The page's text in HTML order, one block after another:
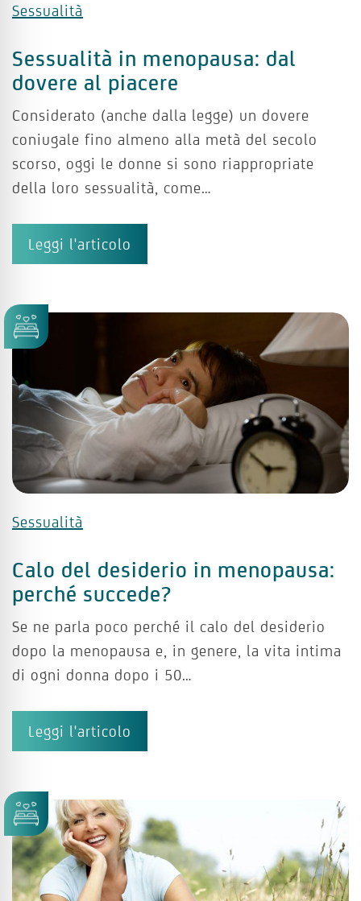
Sessualità
Sessualità in menopausa: dal
dovere al piacere
Considerato (anche dalla legge) un dovere
coniugale fino almeno alla metà del secolo
scorso, oggi le donne si sono riappropriate
della loro sessualità, come…
Leggi l'articolo
Sessualità
Calo del desiderio in menopausa:
perché succede?
Se ne parla poco perché il calo del desiderio
dopo la menopausa e, in genere, la vita intima
di ogni donna dopo i 50…
Leggi l'articolo